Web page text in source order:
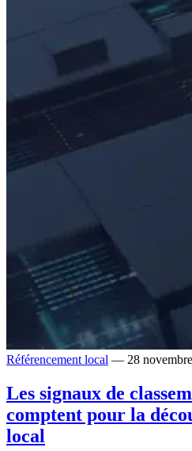
Référencement local — 28
Les signaux de
comptent pour la
local